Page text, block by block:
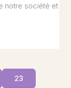
notre société et
23